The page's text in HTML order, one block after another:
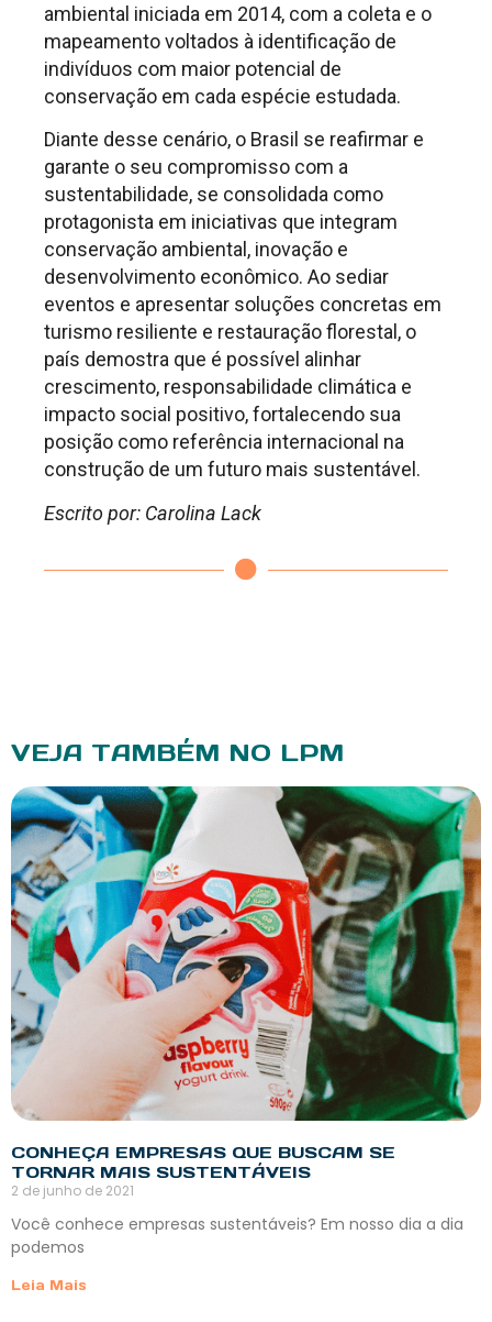
ambiental iniciada em 2014, com a coleta e o
mapeamento voltados à identificação de
indivíduos com maior potencial de
conservação em cada espécie estudada.
Diante desse cenário, o Brasil se reafirmar e
garante o seu compromisso com a
sustentabilidade, se consolidada como
protagonista em iniciativas que integram
conservação ambiental, inovação e
desenvolvimento econômico. Ao sediar
eventos e apresentar soluções concretas em
turismo resiliente e restauração florestal, o
país demostra que é possível alinhar
crescimento, responsabilidade climática e
impacto social positivo, fortalecendo sua
posição como referência internacional na
construção de um futuro mais sustentável.
Escrito por: Carolina Lack
VEJA TAMBÉM NO LPM
CONHEÇA EMPRESAS QUE BUSCAM SE
TORNAR MAIS SUSTENTÁVEIS
2 de junho de 2021
Você conhece empresas sustentáveis? Em nosso dia a dia
podemos
Leia Mais